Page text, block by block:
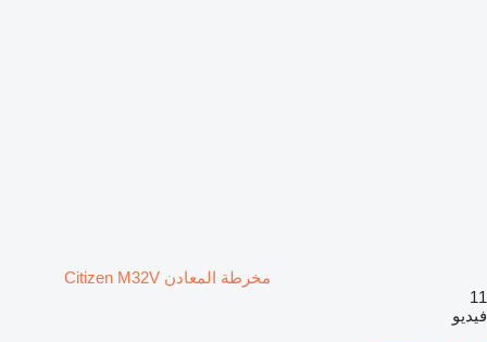
مخرطة المعادن Citizen M32V
11
فيديو